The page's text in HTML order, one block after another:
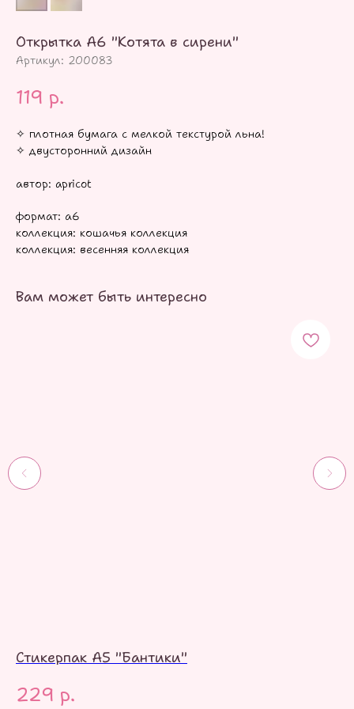
Открытка А6 "Котята в сирени"
Артикул: 200083
119 р.
✧ плотная бумага с мелкой текстурой льна!
✧ двусторонний дизайн
автор: apricot
формат: а6
коллекция: кошачья коллекция
коллекция: весенняя коллекция
Вам может быть интересно
Стикерпак А5 "Бантики"
229 р.